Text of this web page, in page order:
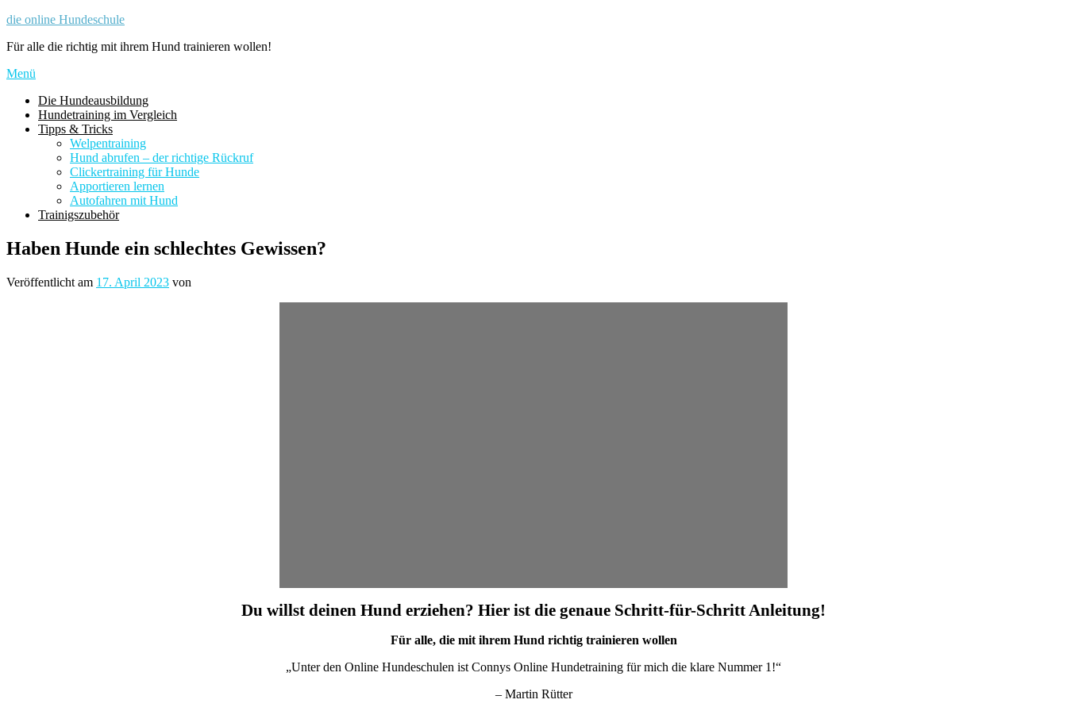
Zum
springen
die online Hundeschule
Für alle die richtig mit ihrem Hund trainieren wollen!
Menü
Die Hundeausbildung
Hundetraining im Vergleich
Tipps & Tricks
Welpentraining
Hund abrufen – der richtige Rückruf
Clickertraining für Hunde
Apportieren lernen
Autofahren mit Hund
Trainigszubehör
Haben Hunde ein schlechtes Gewissen?
Veröffentlicht am 17. April 2023 von
Du willst deinen Hund erziehen? Hier ist die genaue Schritt-für-Schritt Anleitung!
Für alle, die mit ihrem Hund richtig trainieren wollen
„Unter den Online Hundeschulen ist Connys Online Hundetraining für mich die klare Nummer 1!“
– Martin Rütter